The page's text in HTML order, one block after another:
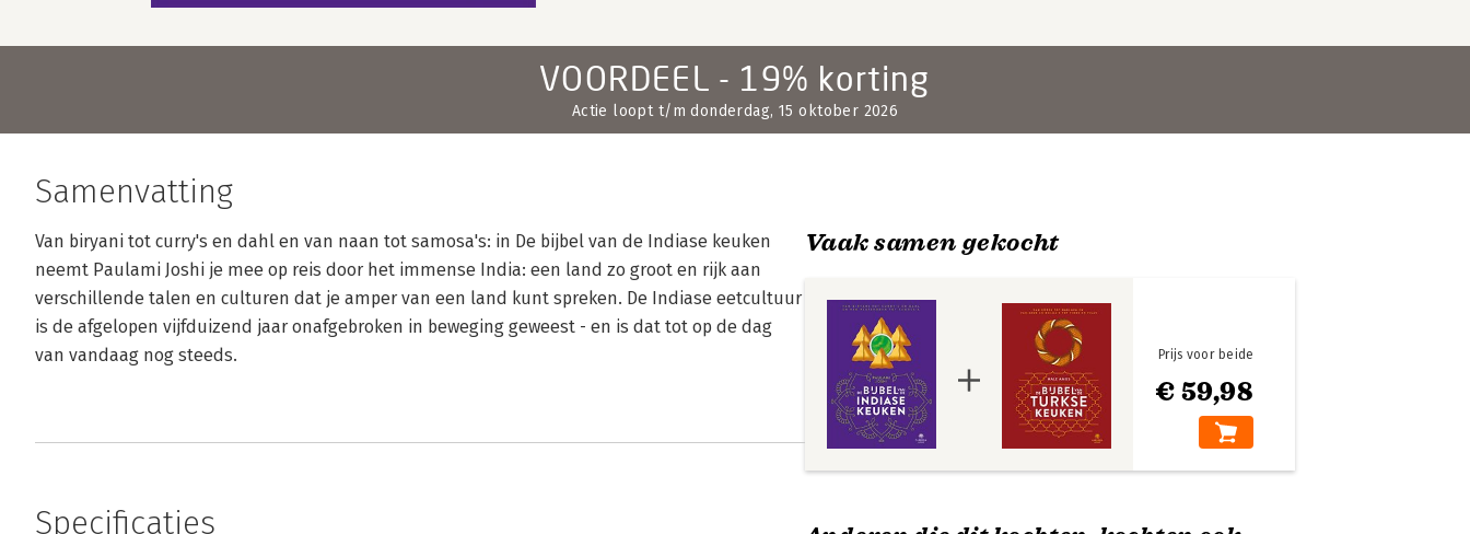
VOORDEEL - 19% korting
Actie loopt t/m donderdag, 15 oktober 2026
Samenvatting
Van biryani tot curry's en dahl en van naan tot samosa's: in De bijbel van de Indiase keuken
neemt Paulami Joshi je mee op reis door het immense India: een land zo groot en rijk aan
verschillende talen en culturen dat je amper van een land kunt spreken. De Indiase eetcultuur
is de afgelopen vijfduizend jaar onafgebroken in beweging geweest - en is dat tot op de dag
van vandaag nog steeds.
Specificaties
Vaak samen gekocht
€ 59,98
Prijs voor beide